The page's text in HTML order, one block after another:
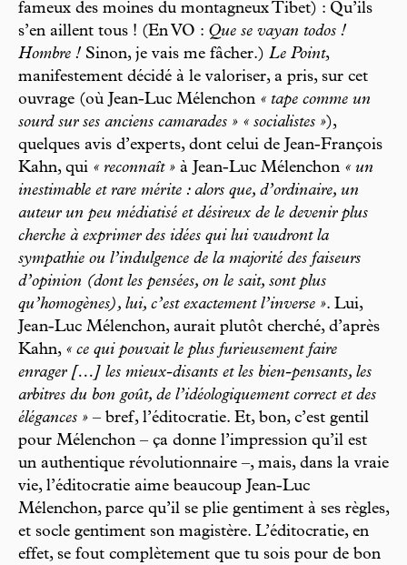
fameux des moines du montagneux Tibet) : Qu’ils
s’en aillent tous ! (En VO : Que se vayan todos !
Hombre ! Sinon, je vais me fâcher.) Le Point,
manifestement décidé à le valoriser, a pris, sur cet
ouvrage (où Jean-Luc Mélenchon « tape comme un
sourd sur ses anciens camarades » « socialistes »),
quelques avis d’experts, dont celui de Jean-François
Kahn, qui « reconnaît » à Jean-Luc Mélenchon « un
inestimable et rare mérite : alors que, d’ordinaire, un
auteur un peu médiatisé et désireux de le devenir plus
cherche à exprimer des idées qui lui vaudront la
sympathie ou l’indulgence de la majorité des faiseurs
d’opinion (dont les pensées, on le sait, sont plus
qu’homogènes), lui, c’est exactement l’inverse ». Lui,
Jean-Luc Mélenchon, aurait plutôt cherché, d’après
Kahn, « ce qui pouvait le plus furieusement faire
enrager […] les mieux-disants et les bien-pensants, les
arbitres du bon goût, de l’idéologiquement correct et des
élégances » – bref, l’éditocratie. Et, bon, c’est gentil
pour Mélenchon – ça donne l’impression qu’il est
un authentique révolutionnaire –, mais, dans la vraie
vie, l’éditocratie aime beaucoup Jean-Luc
Mélenchon, parce qu’il se plie gentiment à ses règles,
et socle gentiment son magistère. L’éditocratie, en
effet, se fout complètement que tu sois pour de bon